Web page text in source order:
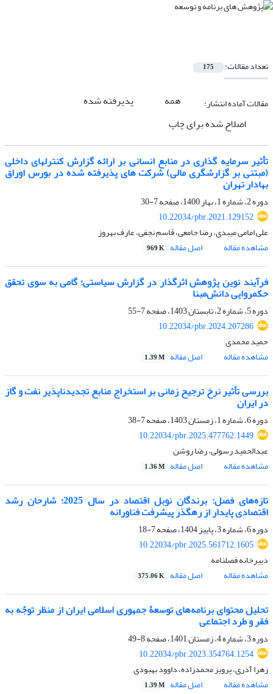
تعداد مقالات: 175
مقالات آماده انتشار: همه
پذیرفته شده
اصلاح شده برای چاپ
تأثیر سرمایه ‏گذاری در منابع انسانی بر ارائه گزارش کنترل‏های داخلی
(مبتنی بر گزارشگری مالی) شرکت های پذیرفته شده در بورس اوراق
بهادار تهران
دوره 2، شماره 1، بهار 1400، صفحه
7-30
10.22034/pbr.2021.129152
علی امامی میبدی، رضا جامعی، قاسم نجفی، عارف بهروز
مشاهده مقاله
اصل مقاله 969 K
فرآیند نوین پژوهش اثرگذار در گزارش سیاستی؛ گامی به ‏سوی تحقق
حکمروایی دانش‌مبنا
دوره 5، شماره 2، تابستان 1403، صفحه
7-55
10.22034/pbr.2024.207286
حمید محمدی
مشاهده مقاله
اصل مقاله 1.39 M
بررسی تأثیر نرخ ترجیح زمانی بر استخراج منابع تجدیدناپذیر نفت و گاز
در ایران
دوره 6، شماره 1، زمستان 1403، صفحه
7-38
10.22034/pbr.2025.477762.1449
عبدالحمید رسولی، رضا روشن
مشاهده مقاله
اصل مقاله 1.36 M
تازه‌های فصل: برندگان نوبل اقتصاد در سال 2025؛ شارحان رشد
اقتصادی پایدار از رهگذر پیشرفت فناورانه
دوره 6، شماره 3، پاییز 1404، صفحه
7-18
10.22034/pbr.2025.561712.1605
دبیرخانه فصلنامه
مشاهده مقاله
اصل مقاله 375.06 K
تحلیل محتوای برنامه‌های توسعۀ جمهوری اسلامی ایران از منظر توجّه به
فقر و طرد اجتماعی
دوره 3، شماره 4، زمستان 1401، صفحه
8-49
10.22034/pbr.2023.354764.1254
زهرا آذری، پرویز محمدزاده، داوود بهبودی
مشاهده مقاله
اصل مقاله 1.39 M